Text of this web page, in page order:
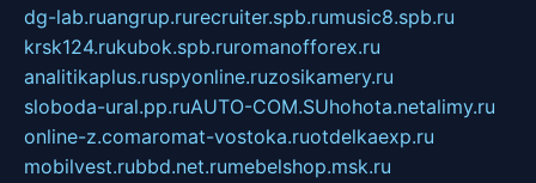
dg-lab.ruangrup.rurecruiter.spb.rumusic8.spb.ru
krsk124.rukubok.spb.ruromanofforex.ru
analitikaplus.ruspyonline.ruzosikamery.ru
sloboda-ural.pp.ruAUTO-COM.SUhohota.netalimy.ru
online-z.comaromat-vostoka.ruotdelkaexp.ru
mobilvest.rubbd.net.rumebelshop.msk.ru